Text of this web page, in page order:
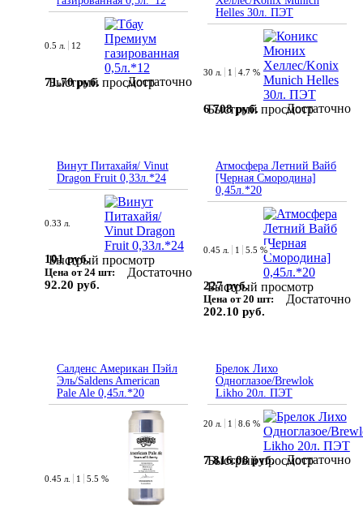
Быстрый просмотр
0.5 л. 12
71.70 руб. Достаточно
Helles 30л. ПЭТ
Быстрый просмотр
30 л. 1 4.7 %
6 708 руб. Достаточно
Винут Питахайя/ Vinut
Dragon Fruit 0,33л.*24
Быстрый просмотр
0.33 л.
101 руб.
Цена от 24 шт:
92.20 руб.
Достаточно
Атмосфера Летний Вайб
[Черная Смородина]
0,45л.*20
Быстрый просмотр
0.45 л. 1 5.5 %
227 руб.
Цена от 20 шт:
202.10 руб.
Достаточно
Салденс Американ Пэйл
Эль/Saldens American
Pale Ale 0,45л.*20
0.45 л. 1 5.5 %
Брелок Лихо
Одноглазое/Brewlok
Likho 20л. ПЭТ
Быстрый просмотр
20 л. 1 8.6 %
7 816.08 руб. Достаточно